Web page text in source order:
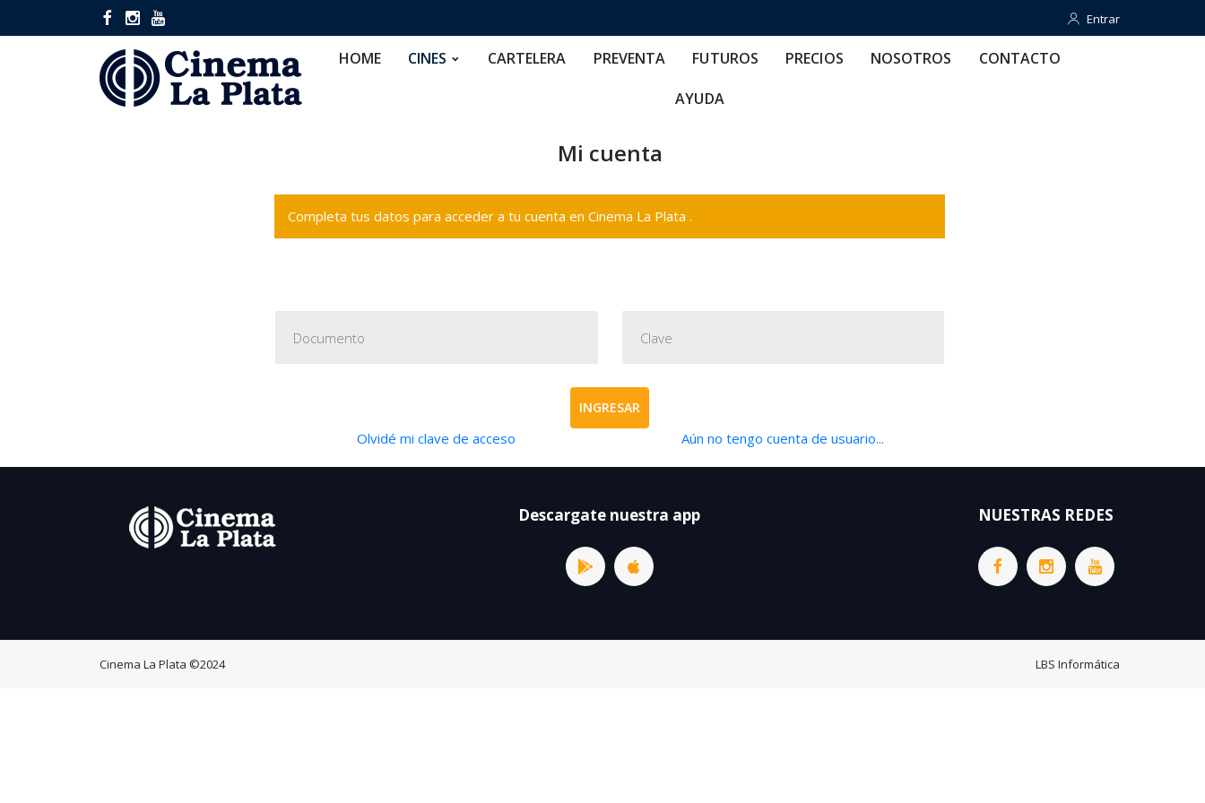
Entrar
Entrar
HOME CINES CARTELERA PREVENTA FUTUROS PRECIOS NOSOTROS CONTACTO
AYUDA
Mi cuenta
Completa tus datos para acceder a tu cuenta en Cinema La Plata .
INGRESAR
Olvidé mi clave de acceso Aún no tengo cuenta de usuario...
Descargate nuestra app NUESTRAS REDES
Cinema La Plata ©2024 LBS Informática